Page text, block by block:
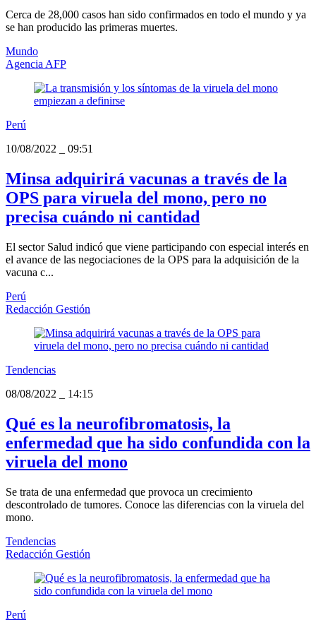
Cerca de 28,000 casos han sido confirmados en todo el mundo y ya
se han producido las primeras muertes.
Mundo
Agencia AFP
Perú
10/08/2022
09:51
Minsa adquirirá vacunas a través de la
OPS para viruela del mono, pero no
precisa cuándo ni cantidad
El sector Salud indicó que viene participando con especial interés en
el avance de las negociaciones de la OPS para la adquisición de la
vacuna c...
Perú
Redacción Gestión
Tendencias
08/08/2022
14:15
Qué es la neurofibromatosis, la
enfermedad que ha sido confundida con la
viruela del mono
Se trata de una enfermedad que provoca un crecimiento
descontrolado de tumores. Conoce las diferencias con la viruela del
mono.
Tendencias
Redacción Gestión
Perú